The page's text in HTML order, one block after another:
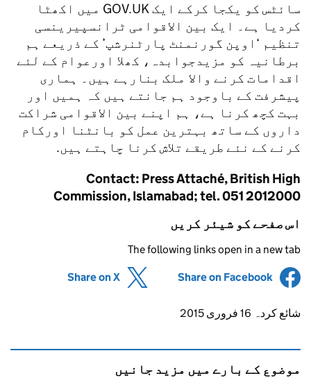
سائٹس کو یکجا کرکے ایک GOV.UK میں اکھٹا
کردیا ہے۔ ایک بین الاقوامی ٹرانسپیرینسی
تنظیم ‘اوپن گورنمنٹ پارٹنرشپ’ کے ذریعے ہم
برطانیہ کو مزیدجوابدہ، کھلا اورعوام کے لئے
اقدامات کرنے والا ملک بنارہے ہیں۔ ہماری
پیشرفت کے باوجود ہم جانتے ہیں کہ ہمیں اور
بہت کچھ کرنا ہے، ہم اپنے بین الاقوامی شراکت
داروں کے ساتھ بہترین عمل کو بانٹنا اورکام
کرنے کے نئے طریقے تلاش کرنا چاہتے ہیں.
Contact: Press Attaché, British High
Commission, Islamabad; tel. 051 2012000
اس صفحے کو شیئر کریں
The following links open in a new tab
Share on Facebook
Share on X
Updates to this page
شائع کردہ 16 فروری 2015
موضوع کے بارے میں مزید جانیں